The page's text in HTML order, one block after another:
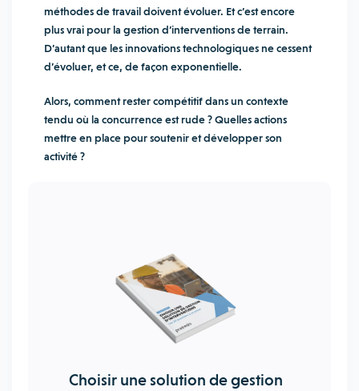
méthodes de travail doivent évoluer. Et c’est encore
plus vrai pour la gestion d’interventions de terrain.
D’autant que les innovations technologiques ne cessent
d’évoluer, et ce, de façon exponentielle.
Alors, comment rester compétitif dans un contexte
tendu où la concurrence est rude ? Quelles actions
mettre en place pour soutenir et développer son
activité ?
Choisir une solution de gestion